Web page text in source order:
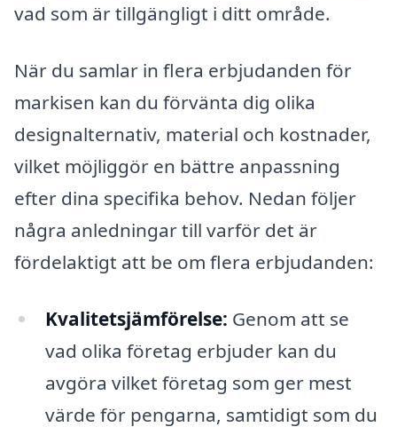
vad som är tillgängligt i ditt område.
När du samlar in flera erbjudanden för
markisen kan du förvänta dig olika
designalternativ, material och kostnader,
vilket möjliggör en bättre anpassning
efter dina specifika behov. Nedan följer
några anledningar till varför det är
fördelaktigt att be om flera erbjudanden:
Kvalitetsjämförelse: Genom att se
vad olika företag erbjuder kan du
avgöra vilket företag som ger mest
värde för pengarna, samtidigt som du